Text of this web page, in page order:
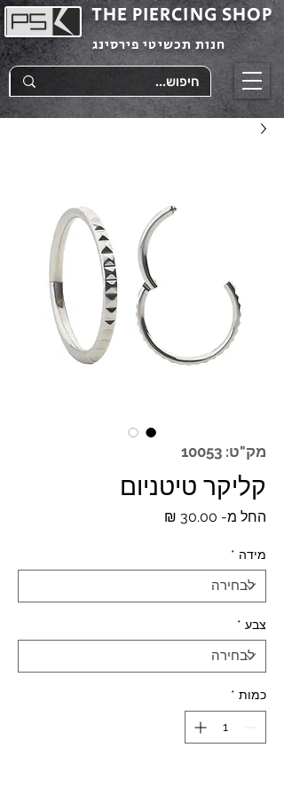
THE PIERCING SHOP
חנות תכשיטי פירסינג
מק"ט: 10053
קליקר טיטניום
החל מ- 30.00 ₪
מידה *
צבע *
כמות *